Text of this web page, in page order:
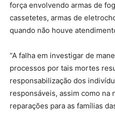
força envolvendo armas de
cassetetes, armas de
quando não houve
“A falha em investigar de
processos por tais mortes
responsabilização dos
responsáveis, assim como na
reparações para as famílias